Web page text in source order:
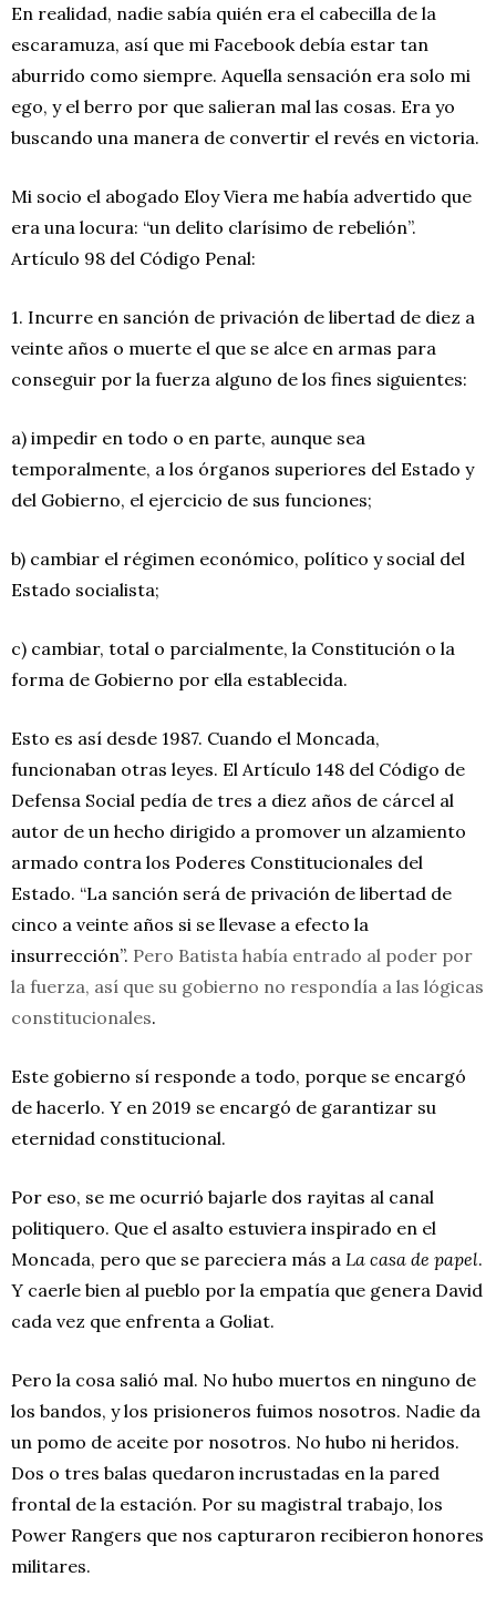
En realidad, nadie sabía quién era el cabecilla de la
escaramuza, así que mi Facebook debía estar tan
aburrido como siempre. Aquella sensación era solo mi
ego, y el berro por que salieran mal las cosas. Era yo
buscando una manera de convertir el revés en victoria.
Mi socio el abogado Eloy Viera me había advertido que
era una locura: “un delito clarísimo de rebelión”.
Artículo 98 del Código Penal:
1. Incurre en sanción de privación de libertad de diez a
veinte años o muerte el que se alce en armas para
conseguir por la fuerza alguno de los fines siguientes:
a) impedir en todo o en parte, aunque sea
temporalmente, a los órganos superiores del Estado y
del Gobierno, el ejercicio de sus funciones;
b) cambiar el régimen económico, político y social del
Estado socialista;
c) cambiar, total o parcialmente, la Constitución o la
forma de Gobierno por ella establecida.
Esto es así desde 1987. Cuando el Moncada,
funcionaban otras leyes. El Artículo 148 del Código de
Defensa Social pedía de tres a diez años de cárcel al
autor de un hecho dirigido a promover un alzamiento
armado contra los Poderes Constitucionales del
Estado. “La sanción será de privación de libertad de
cinco a veinte años si se llevase a efecto la
insurrección”. Pero Batista había entrado al poder por
la fuerza, así que su gobierno no respondía a las lógicas
constitucionales.
Este gobierno sí responde a todo, porque se encargó
de hacerlo. Y en 2019 se encargó de garantizar su
eternidad constitucional.
Por eso, se me ocurrió bajarle dos rayitas al canal
politiquero. Que el asalto estuviera inspirado en el
Moncada, pero que se pareciera más a La casa de papel.
Y caerle bien al pueblo por la empatía que genera David
cada vez que enfrenta a Goliat.
Pero la cosa salió mal. No hubo muertos en ninguno de
los bandos, y los prisioneros fuimos nosotros. Nadie da
un pomo de aceite por nosotros. No hubo ni heridos.
Dos o tres balas quedaron incrustadas en la pared
frontal de la estación. Por su magistral trabajo, los
Power Rangers que nos capturaron recibieron honores
militares.